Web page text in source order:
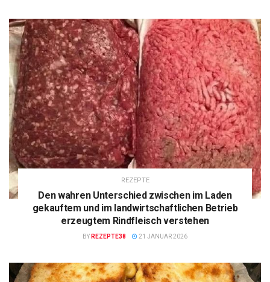
REZEPTE
Den wahren Unterschied zwischen im Laden
gekauftem und im landwirtschaftlichen Betrieb
erzeugtem Rindfleisch verstehen
BY REZEPTE38 21 JANUAR 2026